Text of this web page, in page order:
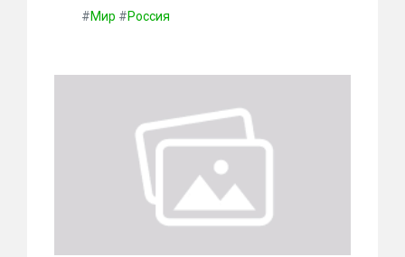
#Мир #Россия